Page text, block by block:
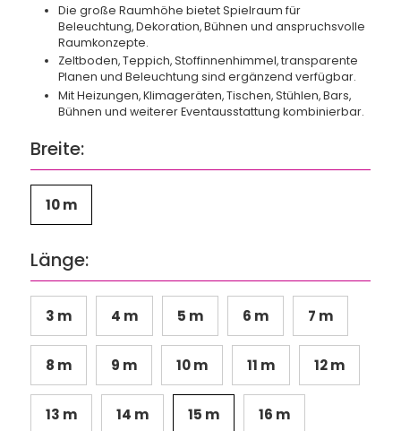
Die große Raumhöhe bietet Spielraum für
Beleuchtung, Dekoration, Bühnen und anspruchsvolle
Raumkonzepte.
Zeltboden, Teppich, Stoffinnenhimmel, transparente
Planen und Beleuchtung sind ergänzend verfügbar.
Mit Heizungen, Klimageräten, Tischen, Stühlen, Bars,
Bühnen und weiterer Eventausstattung kombinierbar.
Breite:
10 m
Länge:
3 m 4 m 5 m 6 m 7 m
8 m 9 m 10 m 11 m 12 m
13 m 14 m 15 m 16 m